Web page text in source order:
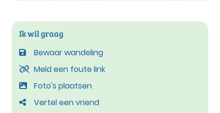
Ik wil graag
Bewaar wandeling
Meld een foute link
Foto's plaatsen
Vertel een vriend